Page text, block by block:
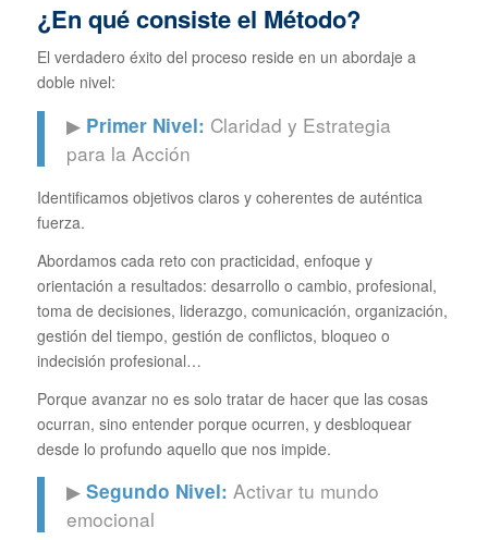
¿En qué consiste el Método?
El verdadero éxito del proceso reside en un abordaje a
doble nivel:
▶ Primer Nivel: Claridad y Estrategia
para la Acción
Identificamos objetivos claros y coherentes de auténtica
fuerza.
Abordamos cada reto con practicidad, enfoque y
orientación a resultados: desarrollo o cambio, profesional,
toma de decisiones, liderazgo, comunicación, organización,
gestión del tiempo, gestión de conflictos, bloqueo o
indecisión profesional…
Porque avanzar no es solo tratar de hacer que las cosas
ocurran, sino entender porque ocurren, y desbloquear
desde lo profundo aquello que nos impide.
▶ Segundo Nivel: Activar tu mundo
emocional